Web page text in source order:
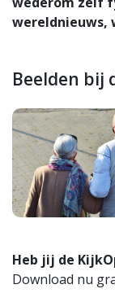
wereldnieuws,
Beelden bij
Heb jij de
Download nu